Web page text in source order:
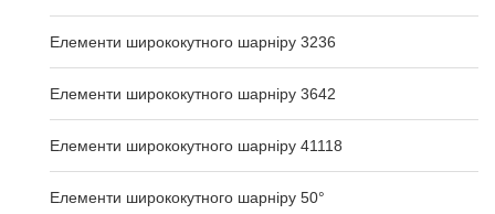
Елементи ширококутного шарніру 3236
Елементи ширококутного шарніру 3642
Елементи ширококутного шарніру 41118
Елементи ширококутного шарніру 50°